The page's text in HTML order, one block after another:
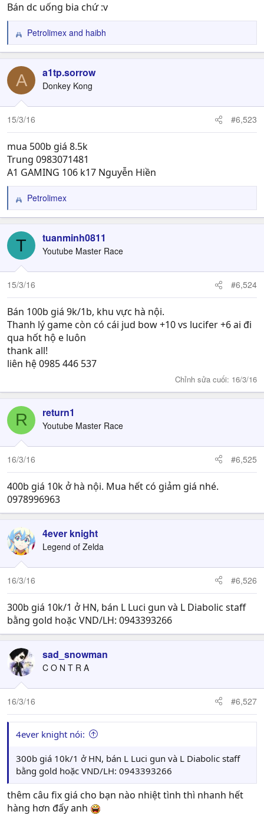
Bán dc uống bia chứ :v
R
e
c
i
o
n
Petrolimex and haibh
A a1tp.sorrow
Donkey Kong
15/3/16 #6,523
mua 500b giá 8.5k
Trung 0983071481
A1 GAMING 106 k17 Nguyễn Hiền
R
e
c
i
o
n
Petrolimex
T tuanminh0811
Youtube Master Race
15/3/16 #6,524
Bán 100b giá 9k/1b, khu vực hà nội.
Thanh lý game còn có cái jud bow +10 vs lucifer +6 ai đi
qua hốt hộ e luôn
thank all!
liên hệ 0985 446 537
Chỉnh sửa cuối: 16/3/16
R return1
Youtube Master Race
16/3/16 #6,525
400b giá 10k ở hà nội. Mua hết có giảm giá nhé.
0978996963
4ever knight
Legend of Zelda
16/3/16 #6,526
300b giá 10k/1 ở HN, bán L Luci gun và L Diabolic staff
bằng gold hoặc VND/LH: 0943393266
sad_snowman
C O N T R A
16/3/16 #6,527
4ever knight nói:
300b giá 10k/1 ở HN, bán L Luci gun và L Diabolic staff
bằng gold hoặc VND/LH: 0943393266
thêm câu fix giá cho bạn nào nhiệt tình thì nhanh hết
hàng hơn đấy anh